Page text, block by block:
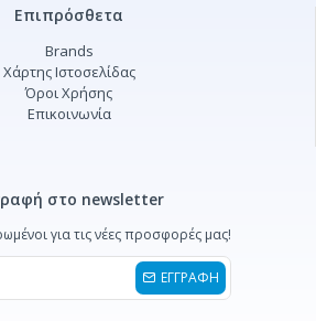
Επιπρόσθετα
Brands
Χάρτης Ιστοσελίδας
Όροι Χρήσης
Επικοινωνία
στο newsletter
για τις νέες προσφορές μας!
ΕΓΓΡΑΦΗ